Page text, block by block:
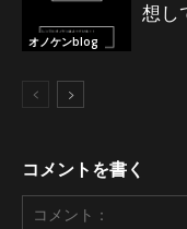
オノケンblog
想し
コメントを書く